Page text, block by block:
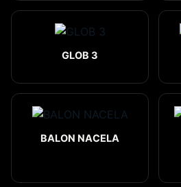
GLOB 3
BALON NACELA